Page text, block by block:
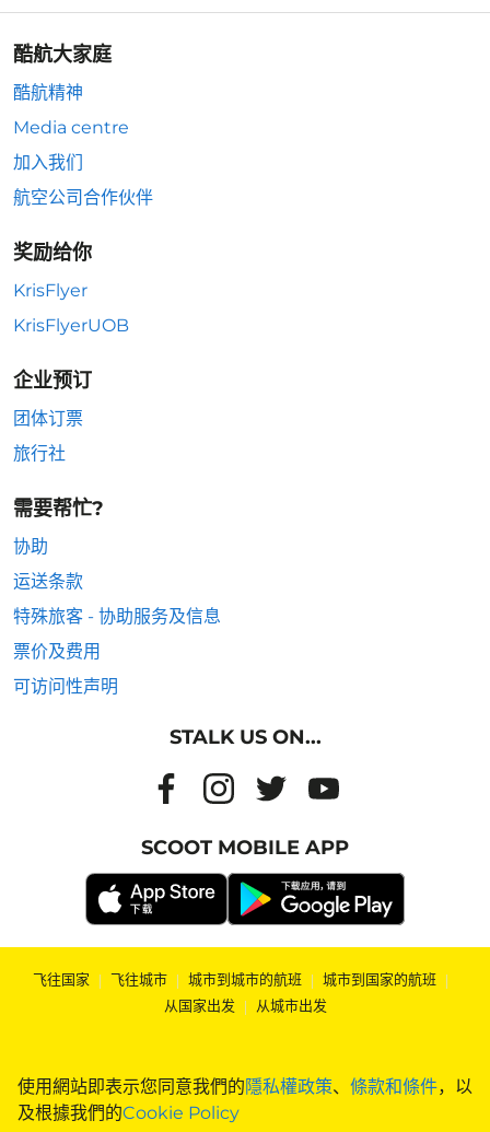
使用網站即表示您同意我們的隱私權政策、 條款和條件，以
及根據我們的Cookie Policy
酷航大家庭
酷航精神
Media centre
加入我们
航空公司合作伙伴
奖励给你
KrisFlyer
KrisFlyerUOB
企业预订
团体订票
旅行社
需要帮忙?
协助
运送条款
特殊旅客 - 协助服务及信息
票价及费用
可访问性声明
STALK US ON...
SCOOT MOBILE APP
飞往国家 | 飞往城市 | 城市到城市的航班 | 城市到国家的航班 |
从国家出发 | 从城市出发